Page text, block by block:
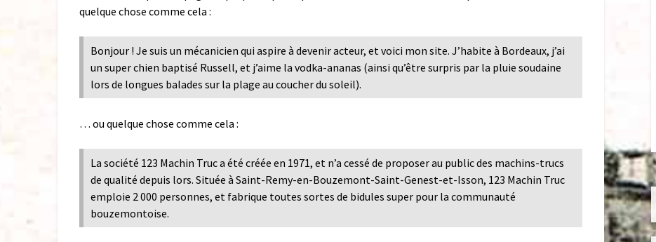
quelque chose comme cela :
Bonjour ! Je suis un mécanicien qui aspire à devenir acteur, et voici mon site. J’habite à Bordeaux, j’ai
un super chien baptisé Russell, et j’aime la vodka-ananas (ainsi qu’être surpris par la pluie soudaine
lors de longues balades sur la plage au coucher du soleil).
… ou quelque chose comme cela :
La société 123 Machin Truc a été créée en 1971, et n’a cessé de proposer au public des machins-trucs
de qualité depuis lors. Située à Saint-Remy-en-Bouzemont-Saint-Genest-et-Isson, 123 Machin Truc
emploie 2 000 personnes, et fabrique toutes sortes de bidules super pour la communauté
bouzemontoise.